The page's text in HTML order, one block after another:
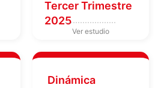
Tercer Trimestre
2025
Dinámica